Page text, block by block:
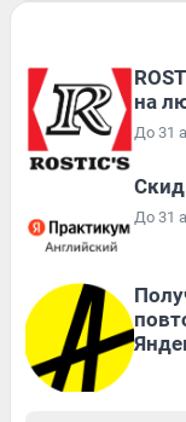
на
До 31
До 31